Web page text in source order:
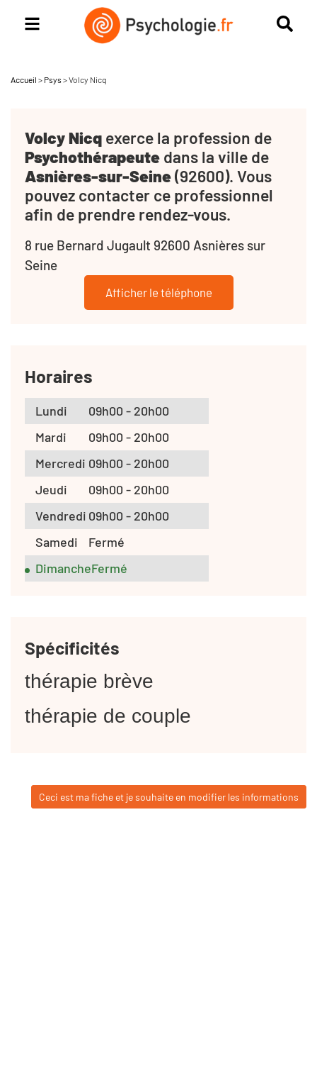
Accueil > Psys >Volcy Nicq
Volcy Nicq exerce la profession de
Psychothérapeute dans la ville de
Asnières-sur-Seine(92600). Vous
pouvez contacter ce professionnel
afin de prendre rendez-vous.
8 rue Bernard Jugault 92600 Asnières sur
Seine
Afficher le téléphone
Horaires
Lundi
09h00 - 20h00
Mardi
09h00 - 20h00
Mercredi 09h00 - 20h00
Jeudi
09h00 - 20h00
Vendredi 09h00 - 20h00
Samedi
Fermé
DimancheFermé
Spécificités
thérapie brève
thérapie de couple
Ceci est ma fiche et je souhaite en modifier les informations